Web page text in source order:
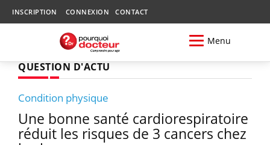
INSCRIPTION CONNEXION CONTACT
Menu
QUESTION D'ACTU
Condition physique
Une bonne santé cardiorespiratoire
réduit les risques de 3 cancers chez